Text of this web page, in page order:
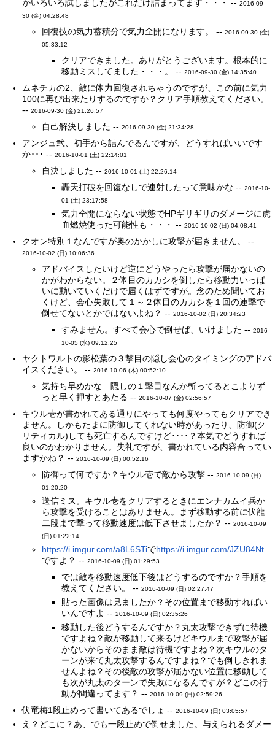
かいろいろ試しましたがこれだけ詰まってます・・・ --2016-09-
30 (金) 04:28:48
回復技の気力蓄積分で気力全開になります。 --2016-09-30 (金)
05:33:12
クリアできました。ありがとうございます。根本的に
移動ミスしてました・・・。 --2016-09-30 (金) 14:35:40
ムネチカの2、敵に体力回復されちゃうのですが、この前に気力
100に再び出来たりするのですか？クリア手順教えてください。
--2016-09-30 (金) 21:26:57
自己解決しました --2016-09-30 (金) 21:34:28
アンジュ弐、初手から詰んでるんですが、どうすればいいです
か･･･ --2016-10-01 (土) 22:14:01
自決しました --2016-10-01 (土) 22:26:14
轟天打破を回復なしで連射したって意味かな --2016-10-
01 (土) 23:17:58
気力全開にならない状態でHPギリギリのダメージに虎
血燃焼使った可能性も・・・ --2016-10-02 (日) 04:08:41
クオン特別１なんですが奥のかかしに攻撃が届きません。 --
2016-10-02 (日) 10:06:36
アドバイスしたいけど逆にどうやったら攻撃が届かないの
かがわからない。２体目のカカシを倒したら移動力いっぱ
いに動いていくだけで届くはずですが。念のため聞いてお
くけど、会心失敗して１～２体目のカカシを１回の連撃で
倒せてないとかではないよね？ --2016-10-02 (日) 20:34:23
すみません。すべて会心で倒せば、いけました --2016-
10-05 (水) 09:12:25
ヤクトワルトの影松葉の３撃目の隠し会心のタイミングのアドバ
イスください。 --2016-10-06 (木) 00:52:10
気持ち早めかな 隠しの１撃目なんか斬ってるとこよりず
っと早く押すとあたる --2016-10-07 (金) 02:56:57
キウル壱が書かれてある通りにやっても何度やってもクリアでき
ません。しかもたまに防御してくれない時があったり、防御(ク
リティカル)しても死亡するんですけど････？本気でどうすれば
良いのかわかりません。失礼ですが、書かれている内容合ってい
ますかね？ --2016-10-09 (日) 00:52:16
防御って何ですか？キウル壱で敵から攻撃 --2016-10-09 (日)
01:20:20
送信ミス。キウル壱をクリアするときにエンナカムイ兵か
ら攻撃を受けることはありません。まず移動する前に伏龍
二段まで撃って移動速度は低下させましたか？ --2016-10-09
(日) 01:22:14
https://i.imgur.com/a8L6STiでhttps://i.imgur.com/JZU84Nt
ですよ？ --2016-10-09 (日) 01:29:53
では敵を移動速度低下後はどうするのですか？手順を
教えてください。 --2016-10-09 (日) 02:27:47
貼った画像は見ましたか？その位置まで移動すればい
いんですよ --2016-10-09 (日) 02:35:26
移動した後どうするんですか？丸太攻撃できずに待機
ですよね？敵が移動して来るけどキウルまで攻撃が届
かないからそのまま敵は待機ですよね？次キウルのタ
ーンが来て丸太攻撃するんですよね？でも倒しきれま
せんよね？その後敵の攻撃が届かない位置に移動して
も次が丸太のターンで失敗になるんですが？どこの行
動が間違ってます？ --2016-10-09 (日) 02:59:26
伏竜梅1段止めって書いてあるでしょ --2016-10-09 (日) 03:05:57
え？どこに？あ、でも一段止めで倒せました。与えられるダメー